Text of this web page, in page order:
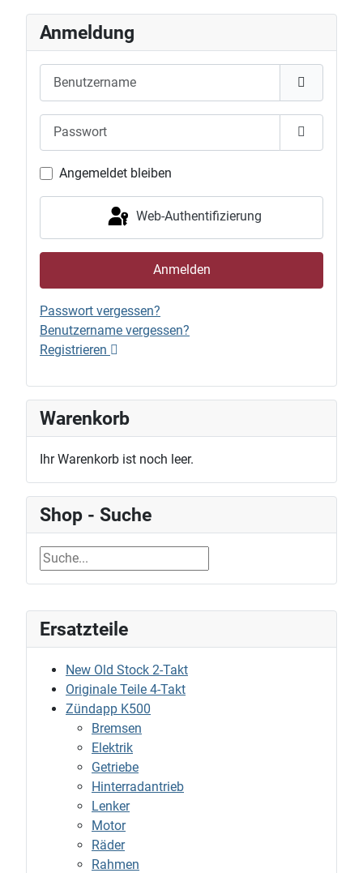
Ersatzteile
New Old Stock 2-Takt
Originale Teile 4-Takt
Zündapp K500
Bremsen
Elektrik
Getriebe
Hinterradantrieb
Lenker
Motor
Räder
Rahmen
Anmeldung
Passwort
Angemeldet bleiben
Web-Authentifizierung
Anmelden
Passwort vergessen?
Benutzername vergessen?
Registrieren
Warenkorb
Ihr Warenkorb ist noch leer.
Shop - Suche